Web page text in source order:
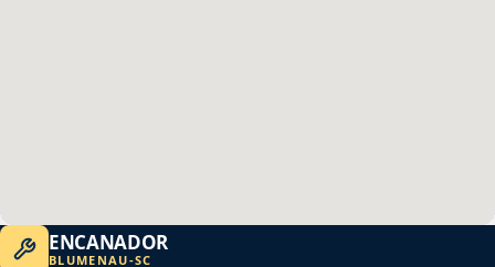
ENCANADOR
BLUMENAU-SC